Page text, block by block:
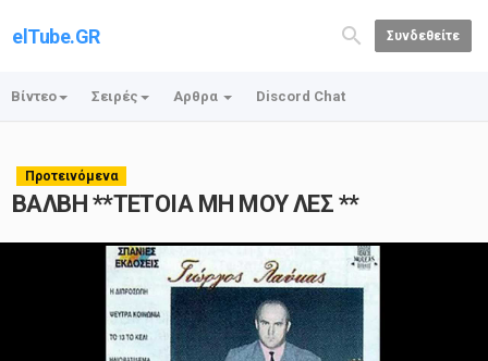
elTube.GR Συνδεθείτε
Βίντεο Σειρές Αρθρα Discord Chat
Προτεινόμενα
ΒΑΛΒΗ **ΤΕΤΟΙΑ ΜΗ ΜΟΥ ΛΕΣ **